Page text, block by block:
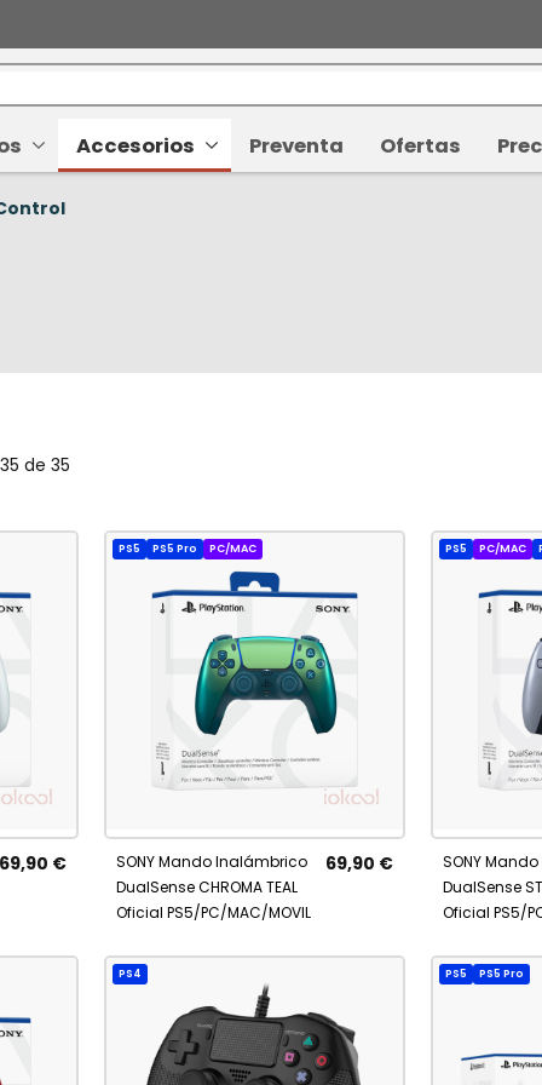
Accesorios Preventa Ofertas
35 de35
69,90 €
PS5 PS5 Pro PC/MAC
SONY Mando Inalámbrico
DualSense CHROMA TEAL
Oficial PS5/PC/MAC/MOVIL
69,90 €
A
FAVORITOS
PS5 PC/MAC
SONY
DualSense
Oficial PS5/
A
PS4 PS5 PS5 Pro